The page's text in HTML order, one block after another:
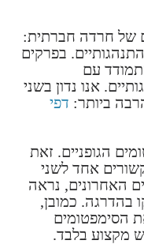
של חרדה חברתית:
בפרקים
עם
אנו נדון בשני
ביותר: דפי
הגופניים. זאת
אחד לשני
האחרונים, נראה
בהדרגה. כמובן,
הסימפטומים
מקצוע בלבד.